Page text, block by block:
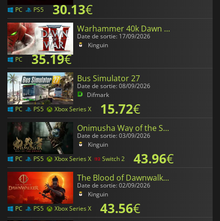
PC
PS5 30.13€
Warhammer 40k Dawn of War 4
Date de sortie: 17/09/2026
Kinguin
PC
35.19€
Bus Simulator 27
Date de sortie: 08/09/2026
Difmark
PC
PS5 Xbox Series X 15.72€
Onimusha Way of the Sword
Date de sortie: 03/09/2026
Kinguin
PC
PS5 Xbox Series X Switch 2 43.96€
The Blood of Dawnwalker
Date de sortie: 02/09/2026
Kinguin
PC
PS5 Xbox Series X 43.56€